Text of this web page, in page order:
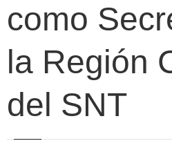
como
la Región
del SNT